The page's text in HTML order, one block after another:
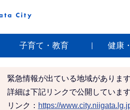
子育て・教育 健康
緊急情報が出ている地域があります
詳細は下記リンクで公開しています
リンク： https://